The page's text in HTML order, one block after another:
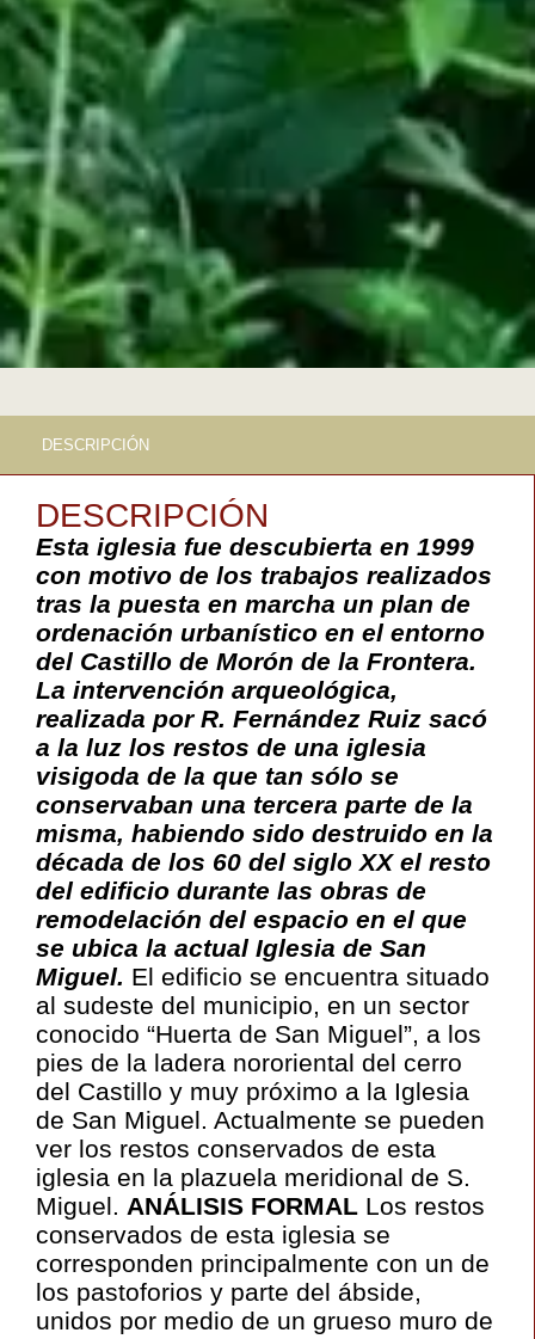
DESCRIPCIÓN
DESCRIPCIÓN
Esta iglesia fue descubierta en 1999
con motivo de los trabajos realizados
tras la puesta en marcha un plan de
ordenación urbanístico en el entorno
del Castillo de Morón de la Frontera.
La intervención arqueológica,
realizada por R. Fernández Ruiz sacó
a la luz los restos de una iglesia
visigoda de la que tan sólo se
conservaban una tercera parte de la
misma, habiendo sido destruido en la
década de los 60 del siglo XX el resto
del edificio durante las obras de
remodelación del espacio en el que
se ubica la actual Iglesia de San
Miguel. El edificio se encuentra situado
al sudeste del municipio, en un sector
conocido “Huerta de San Miguel”, a los
pies de la ladera nororiental del cerro
del Castillo y muy próximo a la Iglesia
de San Miguel. Actualmente se pueden
ver los restos conservados de esta
iglesia en la plazuela meridional de S.
Miguel. ANÁLISIS FORMAL Los restos
conservados de esta iglesia se
corresponden principalmente con un de
los pastoforios y parte del ábside,
unidos por medio de un grueso muro de